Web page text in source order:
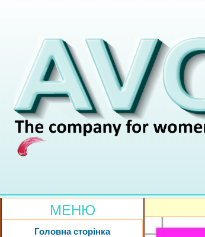
МЕНЮ
Головна сторінка